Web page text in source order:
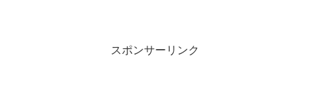
スポンサーリンク